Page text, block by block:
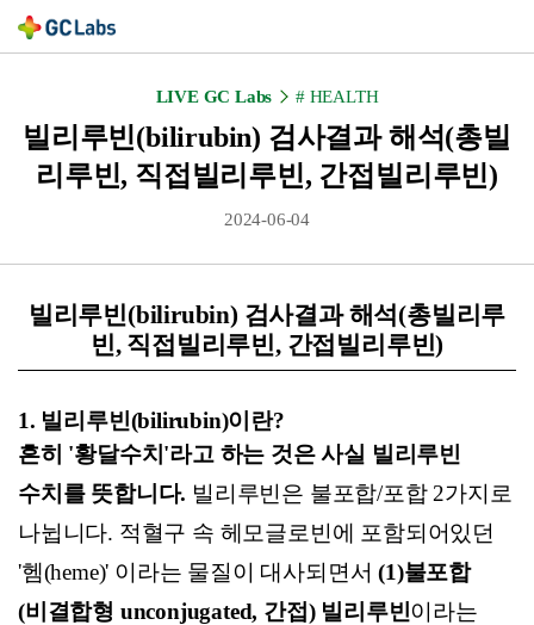
LIVE GC Labs # HEALTH
빌리루빈(bilirubin) 검사결과 해석(총빌
리루빈, 직접빌리루빈, 간접빌리루빈)
2024-06-04
빌리루빈(bilirubin) 검사결과 해석(총빌리루
빈, 직접빌리루빈, 간접빌리루빈)
1. 빌리루빈(bilirubin)이란?
흔히 '황달수치'라고 하는 것은 사실 빌리루빈
수치를 뜻합니다. 빌리루빈은 불포합/포합 2가지로
나뉩니다. 적혈구 속 헤모글로빈에 포함되어있던
'헴(heme)' 이라는 물질이 대사되면서(1)불포합
(비결합형 unconjugated, 간접) 빌리루빈이라는